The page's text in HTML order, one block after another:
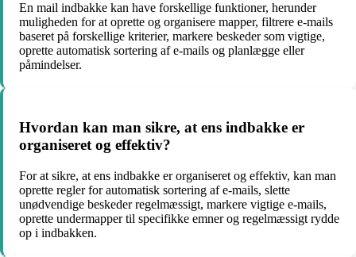
En mail indbakke kan have forskellige funktioner, herunder
muligheden for at oprette og organisere mapper, filtrere e-mails
baseret på forskellige kriterier, markere beskeder som vigtige,
oprette automatisk sortering af e-mails og planlægge eller
påmindelser.
Hvordan kan man sikre, at ens indbakke er
organiseret og effektiv?
For at sikre, at ens indbakke er organiseret og effektiv, kan man
oprette regler for automatisk sortering af e-mails, slette
unødvendige beskeder regelmæssigt, markere vigtige e-mails,
oprette undermapper til specifikke emner og regelmæssigt rydde
op i indbakken.